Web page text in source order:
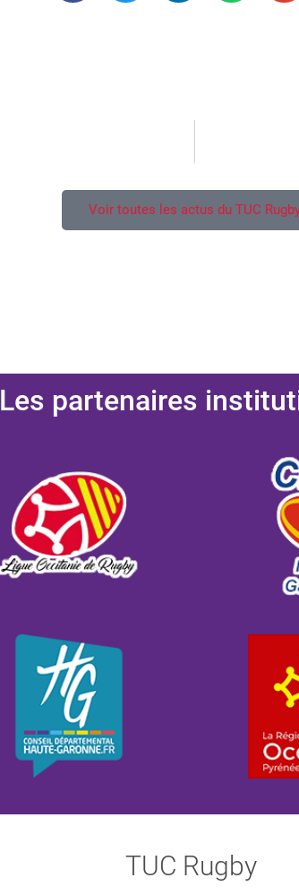
Voir toutes les actus du TUC
Les partenaires
TUC Rugby